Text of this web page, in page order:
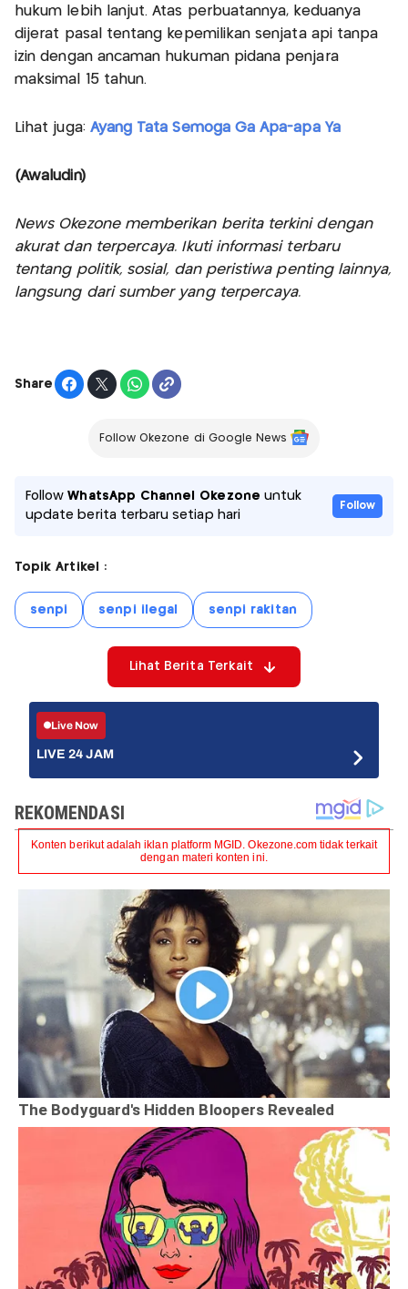
hukum lebih lanjut. Atas perbuatannya, keduanya
dijerat pasal tentang kepemilikan senjata api tanpa
izin dengan ancaman hukuman pidana penjara
maksimal 15 tahun.
Lihat juga: Ayang Tata Semoga Ga Apa-apa Ya
(Awaludin)
News Okezone memberikan berita terkini dengan
akurat dan terpercaya. Ikuti informasi terbaru
tentang politik, sosial, dan peristiwa penting lainnya,
langsung dari sumber yang terpercaya.
Share
Follow Okezone di Google News
FollowWhatsApp Channel Okezone untuk
update berita terbaru setiap hari
Follow
Topik Artikel :
senpi senpi ilegal senpi rakitan
Lihat Berita Terkait
Live Now
LIVE 24 JAM